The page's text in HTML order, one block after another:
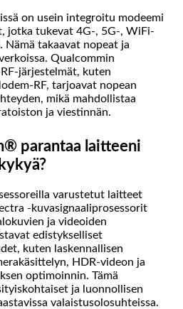
on usein integroitu modeemi
jotka tukevat 4G-, 5G-, WiFi-
takaavat nopeat ja
Qualcommin
järjestelmät, kuten
RF, tarjoavat nopean
mikä mahdollistaa
ja viestinnän.
parantaa laitteeni
varustetut laitteet
-kuvasignaaliprosessorit
ja videoiden
edistykselliset
kuten laskennallisen
HDR-videon ja
optimoinnin. Tämä
ja luonnollisen
valaistusolosuhteissa.